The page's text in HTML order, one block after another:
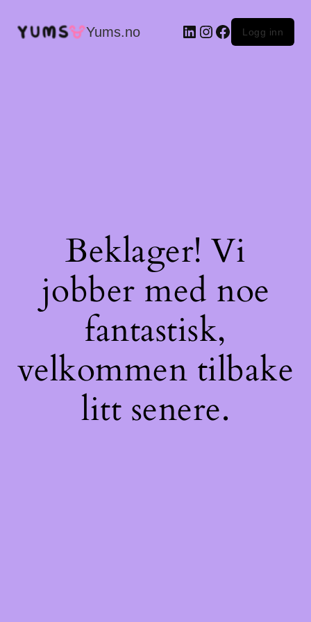
Yums.no LinkedIn
Instagram
Facebook
Logg inn
Beklager! Vi
jobber med noe
fantastisk,
velkommen tilbake
litt senere.